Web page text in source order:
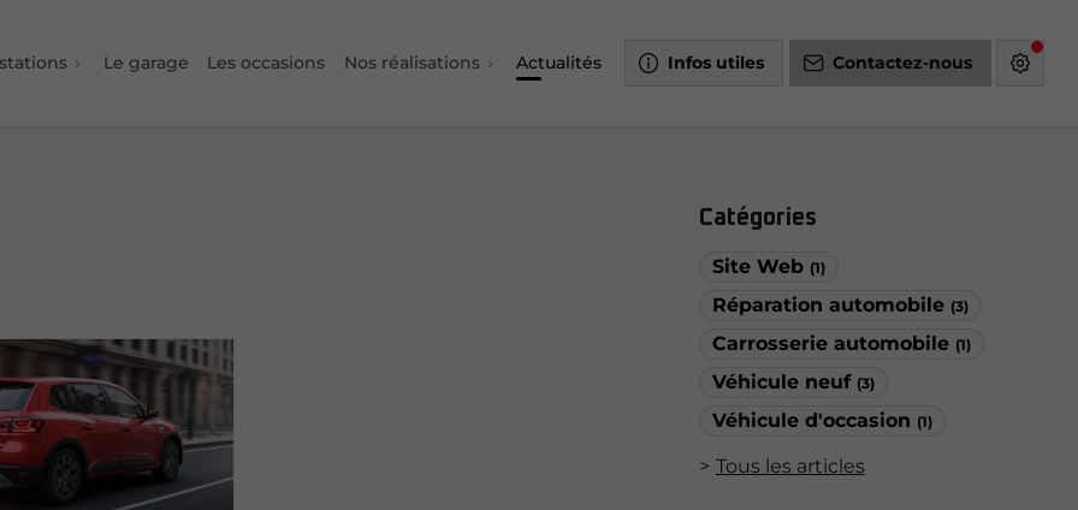
Le garage Les occasions Nos réalisations Actualités Infos utiles Contactez-nous
Catégories
Site Web (1)
Réparation automobile (3)
Carrosserie automobile (1)
Véhicule neuf (3)
Véhicule d'occasion (1)
Tous les articles